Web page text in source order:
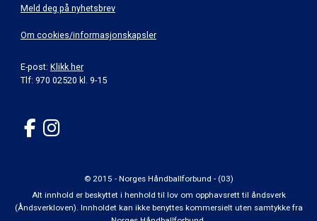
Meld deg på nyhetsbrev
Om cookies/informasjonskapsler
E-post: Klikk her
Tlf: 970 02520 kl. 9-15
© 2015 - Norges Håndballforbund - (03)
Alt innhold er beskyttet i henhold til lov om opphavsrett til åndsverk
(Åndsverkloven). Innholdet kan ikke benyttes kommersielt uten samtykke fra